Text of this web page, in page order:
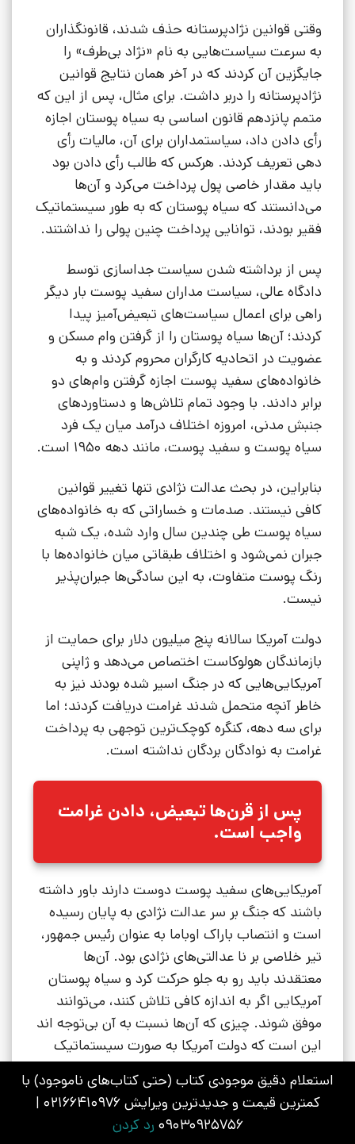
استعلام دقیق موجودی کتاب (حتی کتاب‌های ناموجود) با
کمترین قیمت و جدیدترین ویرایش 02166410976 |
09030925756 رد کردن
وقتی قوانین نژادپرستانه حذف شدند، قانونگذاران
به سرعت سیاست‌هایی به نام «نژاد بی‌طرف» را
جایگزین آن کردند که در آخر همان نتایج قوانین
نژادپرستانه را دربر داشت. برای مثال، پس از این که
متمم پانزدهم قانون اساسی به سیاه پوستان اجازه
رأی دادن داد، سیاستمداران برای آن، مالیات رأی
دهی تعریف کردند. هرکس که طالب رأی دادن بود
باید مقدار خاصی پول پرداخت می‌کرد و آن‌ها
می‌دانستند که سیاه پوستان که به طور سیستماتیک
فقیر بودند، توانایی پرداخت چنین پولی را نداشتند.
پس از برداشته شدن سیاست جداسازی توسط
دادگاه عالی، سیاست مداران سفید پوست بار دیگر
راهی برای اعمال سیاست‌های تبعیض‌آمیز پیدا
کردند؛ آن‌ها سیاه پوستان را از گرفتن وام مسکن و
عضویت در اتحادیه کارگران محروم کردند و به
خانواده‌های سفید پوست اجازه گرفتن وام‌های دو
برابر دادند. با وجود تمام تلاش‌ها و دستاوردهای
جنبش مدنی، امروزه اختلاف درآمد میان یک فرد
سیاه پوست و سفید پوست، مانند دهه 1950 است.
بنابراین، در بحث عدالت نژادی تنها تغییر قوانین
کافی نیستند. صدمات و خساراتی که به خانواده‌های
سیاه پوست طی چندین سال وارد شده، یک شبه
جبران نمی‌شود و اختلاف طبقاتی میان خانواده‌ها با
رنگ پوست متفاوت، به این سادگی‌ها جبران‌پذیر
نیست.
دولت آمریکا سالانه پنج میلیون دلار برای حمایت از
بازماندگان هولوکاست اختصاص می‌دهد و ژاپنی‌
آمریکایی‌هایی که در جنگ اسیر شده بودند نیز به
خاطر آنچه متحمل شدند غرامت دریافت کردند؛ اما
برای سه دهه، کنگره کوچک‌ترین توجهی به پرداخت
غرامت به نوادگان بردگان نداشته است.
پس از قرن‌ها تبعیض، دادن غرامت
واجب است.
آمریکایی‌های سفید پوست دوست دارند باور داشته
باشند که جنگ بر سر عدالت نژادی به پایان رسیده
است و انتصاب باراک اوباما به عنوان رئیس جمهور،
تیر خلاصی بر نا عدالتی‌های نژادی بود. آن‌ها
معتقدند باید رو به جلو حرکت کرد و سیاه پوستان
آمریکایی اگر به اندازه کافی تلاش کنند، می‌توانند
موفق شوند. چیزی که آن‌ها نسبت به آن بی‌توجه اند
این است که دولت آمریکا به صورت سیستماتیک
سیاه پوستان را طی چهارصد سال از طریق برده‌داری،
قوانین “جیم کرو”و حالا جداسازی اقتصادی، فقیر
نگه داشته است. فقر سیاه پوستان اتفاقی نیست و
نتیجه سیاست‌گذاری‌های هوشمندانه است.